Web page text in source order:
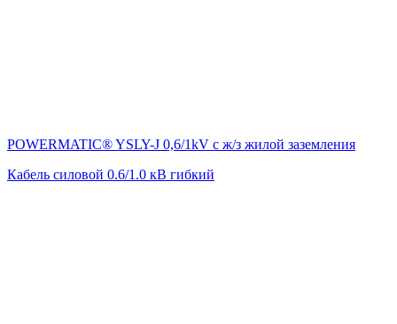
POWERMATIC® YSLY-J 0,6/1kV с ж/з жилой заземления
Кабель силовой 0.6/1.0 кВ гибкий